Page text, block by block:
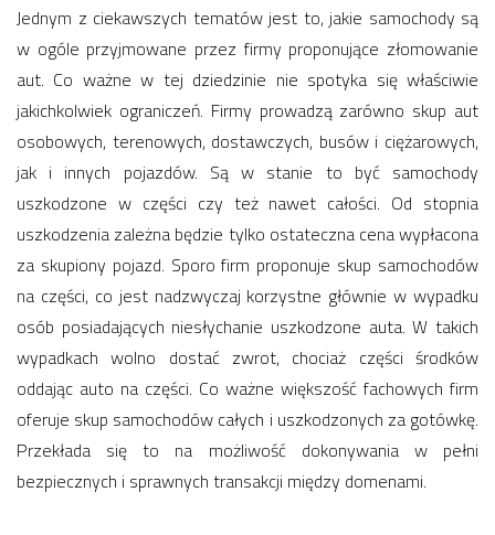
Jednym z ciekawszych tematów jest to, jakie samochody są
w ogóle przyjmowane przez firmy proponujące złomowanie
aut. Co ważne w tej dziedzinie nie spotyka się właściwie
jakichkolwiek ograniczeń. Firmy prowadzą zarówno skup aut
osobowych, terenowych, dostawczych, busów i ciężarowych,
jak i innych pojazdów. Są w stanie to być samochody
uszkodzone w części czy też nawet całości. Od stopnia
uszkodzenia zależna będzie tylko ostateczna cena wypłacona
za skupiony pojazd. Sporo firm proponuje skup samochodów
na części, co jest nadzwyczaj korzystne głównie w wypadku
osób posiadających niesłychanie uszkodzone auta. W takich
wypadkach wolno dostać zwrot, chociaż części środków
oddając auto na części. Co ważne większość fachowych firm
oferuje skup samochodów całych i uszkodzonych za gotówkę.
Przekłada się to na możliwość dokonywania w pełni
bezpiecznych i sprawnych transakcji między domenami.